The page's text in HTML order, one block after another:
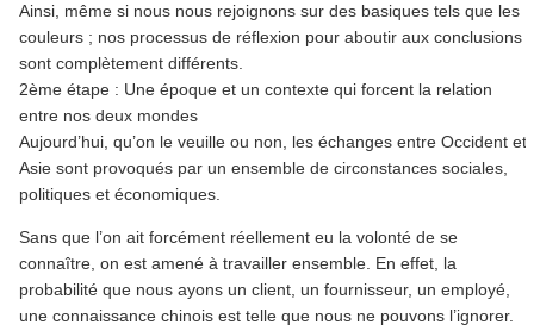
Ainsi, même si nous nous rejoignons sur des basiques tels que les
couleurs ; nos processus de réflexion pour aboutir aux conclusions
sont complètement différents.
2ème étape : Une époque et un contexte qui forcent la relation
entre nos deux mondes
Aujourd’hui, qu’on le veuille ou non, les échanges entre Occident et
Asie sont provoqués par un ensemble de circonstances sociales,
politiques et économiques.
Sans que l’on ait forcément réellement eu la volonté de se
connaître, on est amené à travailler ensemble. En effet, la
probabilité que nous ayons un client, un fournisseur, un employé,
une connaissance chinois est telle que nous ne pouvons l’ignorer.